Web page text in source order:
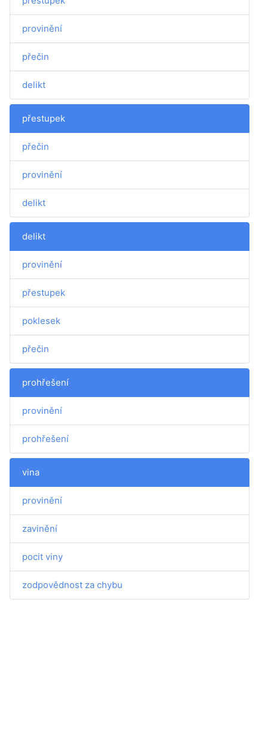
provinění
přečin
delikt
přestupek
přečin
provinění
delikt
delikt
provinění
přestupek
poklesek
přečin
prohřešení
provinění
prohřešení
vina
provinění
zavinění
pocit viny
zodpovědnost za chybu